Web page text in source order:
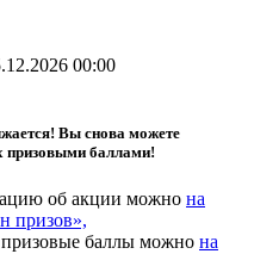
00:00
Вы снова можете
призовыми баллами!
об акции можно на
призов»,
баллы можно на